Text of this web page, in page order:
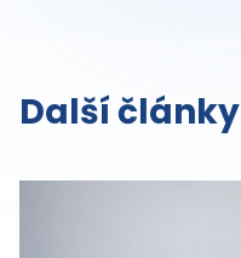
Další články